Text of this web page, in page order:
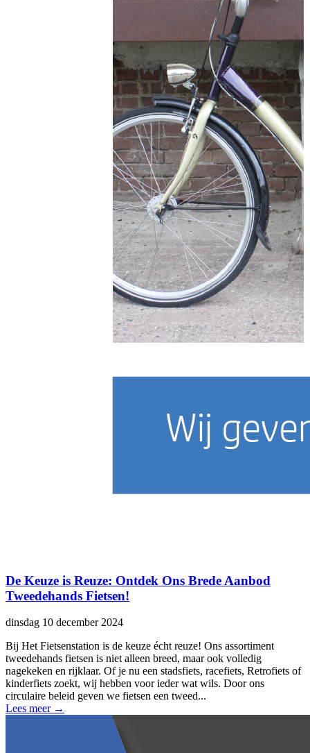
De Keuze is Reuze: Ontdek Ons Brede Aanbod
Tweedehands Fietsen!
dinsdag 10 december 2024
Bij Het Fietsenstation is de keuze écht reuze! Ons assortiment
tweedehands fietsen is niet alleen breed, maar ook volledig
nagekeken en rijklaar. Of je nu een stadsfiets, racefiets, Retrofiets of
kinderfiets zoekt, wij hebben voor ieder wat wils. Door ons
circulaire beleid geven we fietsen een tweed...
Lees meer →